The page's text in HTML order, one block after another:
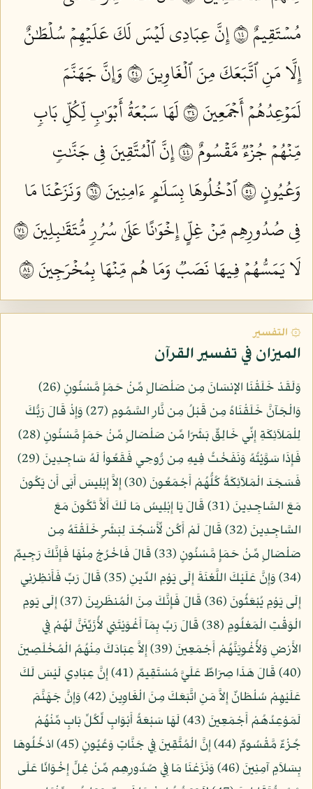
مُسۡتَقِيمٌ ٤١
إِنَّ عِبَادِي لَيۡسَ لَكَ عَلَيۡهِمۡ سُلۡطَٰنٌ
إِلَّا مَنِ ٱتَّبَعَكَ مِنَ ٱلۡغَاوِينَ ٤٢
وَإِنَّ جَهَنَّمَ
لَمَوۡعِدُهُمۡ أَجۡمَعِينَ ٤٣
لَهَا سَبۡعَةُ أَبۡوَٰبٖ لِّكُلِّ بَابٖ
مِّنۡهُمۡ جُزۡءٞ مَّقۡسُومٌ ٤٤
إِنَّ ٱلۡمُتَّقِينَ فِي جَنَّٰتٖ
وَعُيُونٍ ٤٥
ٱدۡخُلُوهَا بِسَلَٰمٍ ءَامِنِينَ ٤٦
وَنَزَعۡنَا مَا
فِي صُدُورِهِم مِّنۡ غِلٍّ إِخۡوَٰنًا عَلَىٰ سُرُرٖ مُّتَقَٰبِلِينَ ٤٧
لَا يَمَسُّهُمۡ فِيهَا نَصَبٞ وَمَا هُم مِّنۡهَا بِمُخۡرَجِينَ ٤٨
۞ التفسير
الميزان في تفسير القرآن
وَلَقَدْ خَلَقْنَا الإِنسَانَ مِن صَلْصَالٍ مِّنْ حَمَإٍ مَّسْنُونٍ (26)
وَالْجَآنَّ خَلَقْنَاهُ مِن قَبْلُ مِن نَّارِ السَّمُومِ (27) وَإِذْ قَالَ رَبُّكَ
لِلْمَلاَئِكَةِ إِنِّي خَالِقٌ بَشَرًا مِّن صَلْصَالٍ مِّنْ حَمَإٍ مَّسْنُونٍ (28)
فَإِذَا سَوَّيْتُهُ وَنَفَخْتُ فِيهِ مِن رُّوحِي فَقَعُواْ لَهُ سَاجِدِينَ (29)
فَسَجَدَ الْمَلآئِكَةُ كُلُّهُمْ أَجْمَعُونَ (30) إِلاَّ إِبْلِيسَ أَبَى أَن يَكُونَ
مَعَ السَّاجِدِينَ (31) قَالَ يَا إِبْلِيسُ مَا لَكَ أَلاَّ تَكُونَ مَعَ
السَّاجِدِينَ (32) قَالَ لَمْ أَكُن لِّأَسْجُدَ لِبَشَرٍ خَلَقْتَهُ مِن
صَلْصَالٍ مِّنْ حَمَإٍ مَّسْنُونٍ (33) قَالَ فَاخْرُجْ مِنْهَا فَإِنَّكَ رَجِيمٌ
(34) وَإِنَّ عَلَيْكَ اللَّعْنَةَ إِلَى يَوْمِ الدِّينِ (35) قَالَ رَبِّ فَأَنظِرْنِي
إِلَى يَوْمِ يُبْعَثُونَ (36) قَالَ فَإِنَّكَ مِنَ الْمُنظَرِينَ (37) إِلَى يَومِ
الْوَقْتِ الْمَعْلُومِ (38) قَالَ رَبِّ بِمَآ أَغْوَيْتَنِي لأُزَيِّنَنَّ لَهُمْ فِي
الأَرْضِ وَلأُغْوِيَنَّهُمْ أَجْمَعِينَ (39) إِلاَّ عِبَادَكَ مِنْهُمُ الْمُخْلَصِينَ
(40) قَالَ هَذَا صِرَاطٌ عَلَيَّ مُسْتَقِيمٌ (41) إِنَّ عِبَادِي لَيْسَ لَكَ
عَلَيْهِمْ سُلْطَانٌ إِلاَّ مَنِ اتَّبَعَكَ مِنَ الْغَاوِينَ (42) وَإِنَّ جَهَنَّمَ
لَمَوْعِدُهُمْ أَجْمَعِينَ (43) لَهَا سَبْعَةُ أَبْوَابٍ لِّكُلِّ بَابٍ مِّنْهُمْ
جُزْءٌ مَّقْسُومٌ (44) إِنَّ الْمُتَّقِينَ فِي جَنَّاتٍ وَعُيُونٍ (45) ادْخُلُوهَا
بِسَلاَمٍ آمِنِينَ (46) وَنَزَعْنَا مَا فِي صُدُورِهِم مِّنْ غِلٍّ إِخْوَانًا عَلَى